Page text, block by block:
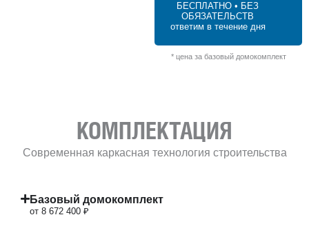
БЕСПЛАТНО • БЕЗ
ОБЯЗАТЕЛЬСТВ
ответим в течение дня
* цена за базовый домокомплект
КОМПЛЕКТАЦИЯ
Современная каркасная технология строительства
Базовый домокомплект
от 8 672 400 ₽